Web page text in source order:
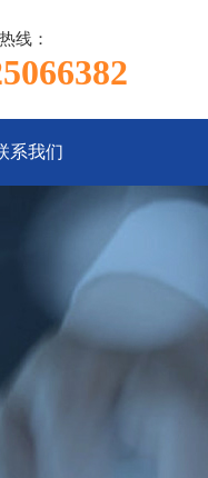
线：
系我们